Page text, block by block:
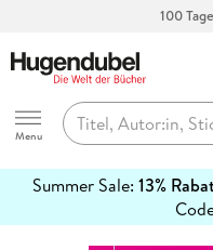
100
Hugendubel
Menu
Summer Sale: 13%
erfahren